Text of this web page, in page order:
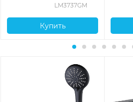
LM3737GM
Купить